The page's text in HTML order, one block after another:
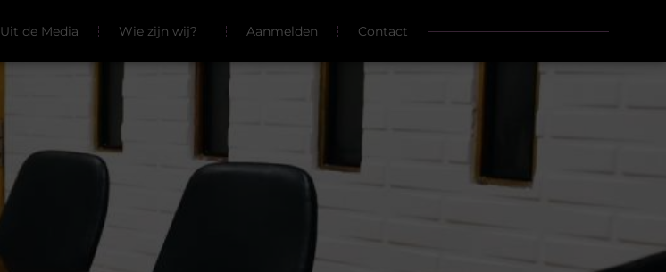
Uit de Media Wie zijn wij? Aanmelden Contact